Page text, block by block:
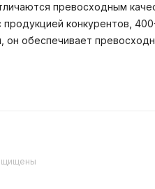
превосходным
конкурентов,
он обеспечивает